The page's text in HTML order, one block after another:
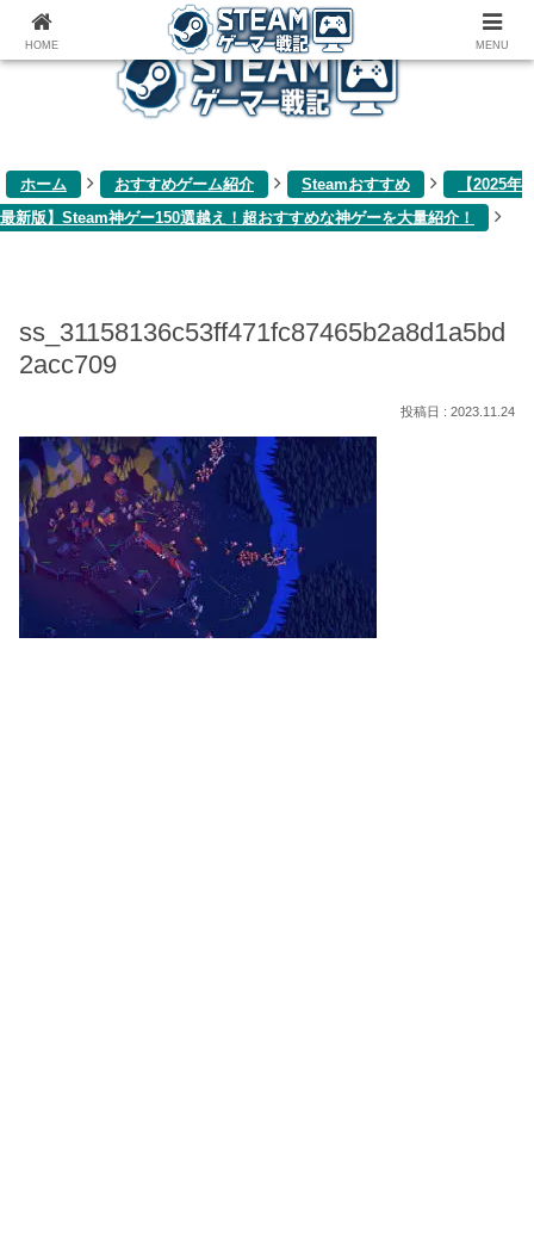
ゲーム関連雑記ブログ
ホーム おすすめゲーム紹介 Steamおすすめ
【2025年
最新版】Steam神ゲー150選越え！超おすすめな神ゲーを大量紹介！
ss_31158136c53ff471fc87465b2a8d1a5bd
2acc709
2023.11.24
HOME MENU